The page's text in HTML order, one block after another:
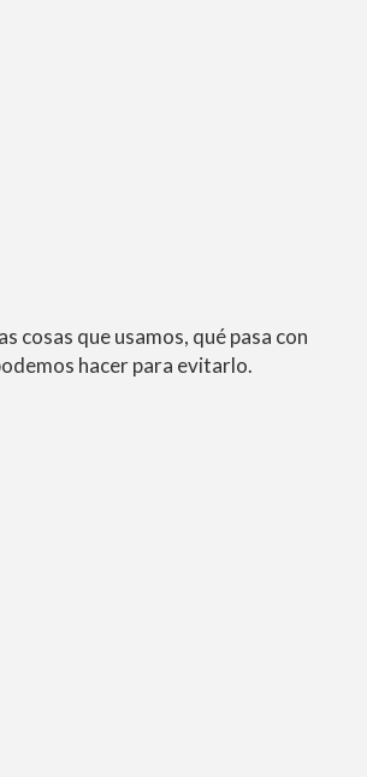
cosas que usamos, qué pasa con
hacer para evitarlo.